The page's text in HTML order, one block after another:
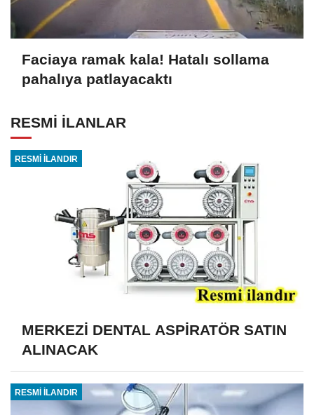
Faciaya ramak kala! Hatalı sollama
pahalıya patlayacaktı
RESMİ İLANLAR
RESMİ İLANDIR
MERKEZİ DENTAL ASPİRATÖR SATIN
ALINACAK
RESMİ İLANDIR